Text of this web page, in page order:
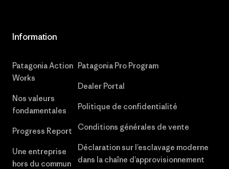
Information
Patagonia Action
Works
Nos valeurs
fondamentales
Progress Report
Une entreprise
hors du commun
Patagonia Pro Program
Dealer Portal
Politique de confidentialité
Conditions générales de vente
Déclaration sur l’esclavage moderne
dans la chaîne d’approvisionnement